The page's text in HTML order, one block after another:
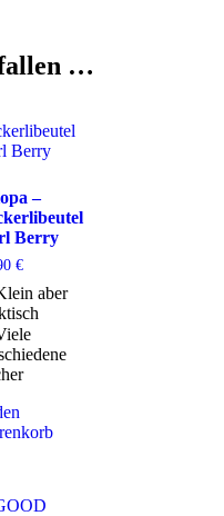
…
–
Berry
€
aber